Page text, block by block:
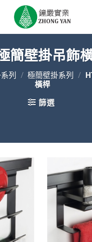
簡壁掛吊飾
列 / 極簡壁掛系列 /
橫桿
篩選